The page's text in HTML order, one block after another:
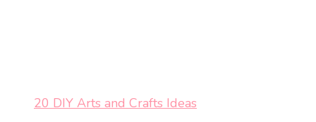
20 DIY Arts and Crafts Ideas